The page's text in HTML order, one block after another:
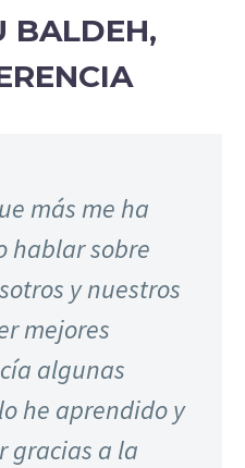
BALDEH,
más me ha
hablar sobre
y nuestros
mejores
algunas
he aprendido y
gracias a la